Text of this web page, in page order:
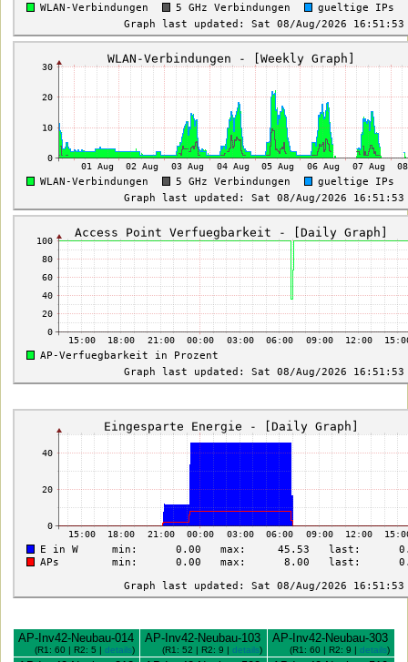
AP-Inv42-Neubau-014
(R1: 60 | R2: 5 | details)
AP-Inv42-Neubau-103
(R1: 52 | R2: 9 | details)
AP-Inv42-Neubau-303
(R1: 60 | R2: 9 | details)